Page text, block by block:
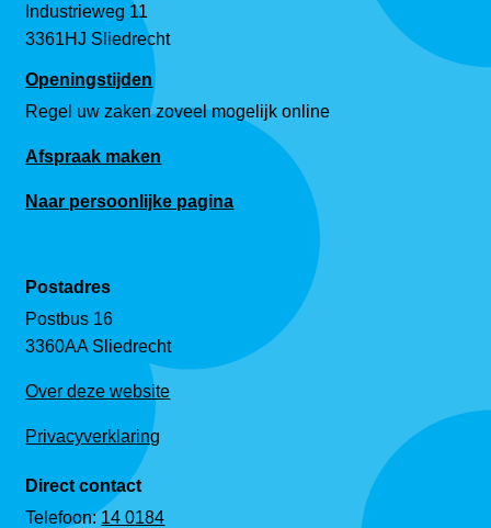
Industrieweg 11
3361HJ Sliedrecht
Openingstijden
Regel uw zaken zoveel mogelijk online
Afspraak maken
Naar persoonlijke pagina
Postadres
Postbus 16
3360AA Sliedrecht
Over deze website
Privacyverklaring
Direct contact
Telefoon:14 0184